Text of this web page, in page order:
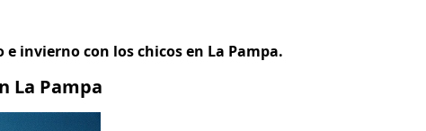
invierno con los chicos en La Pampa.
La Pampa